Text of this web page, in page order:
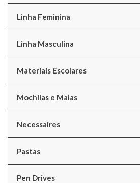
Linha Feminina
Linha Masculina
Materiais Escolares
Mochilas e Malas
Necessaires
Pastas
Pen Drives